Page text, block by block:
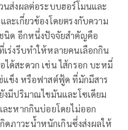
นส่งผลต่อระบบฮอร์โมนและ
ละเกี่ยวข้องโดยตรงกับความ
ชนิด อีกหนึ่งปัจจัยสำคัญคือ
เร่งรีบทำให้หลายคนเลือกกิน
ด้สะดวก เช่น ไส้กรอก บะหมี่
แข็ง หรือฟาสต์ฟู้ด ที่มักมีสาร
งมีปริมาณไขมันและโซเดียม
ละหากกินบ่อยโดยไม่ออก
ดภาวะน้ำหนักเกินซึ่งส่งผลให้